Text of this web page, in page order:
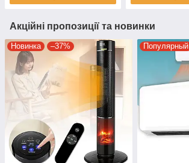
Акційні пропозиції та новинки
Новинка –37% Популярный